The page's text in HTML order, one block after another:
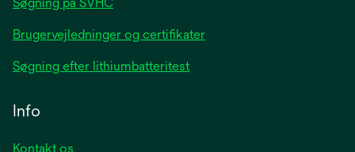
Søgning på SVHC
Brugervejledninger og certifikater
Søgning efter lithiumbatteritest
Info
Kontakt os